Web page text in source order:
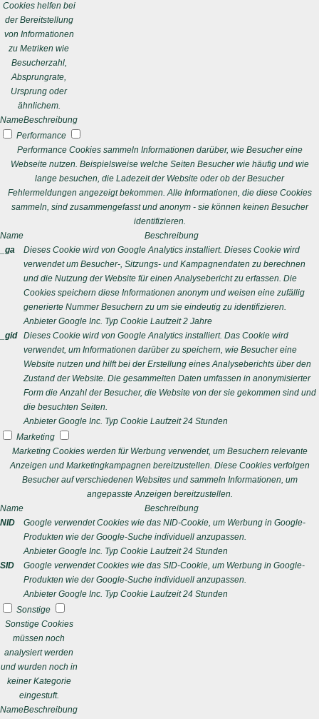
Cookies helfen bei
der Bereitstellung
von Informationen
zu Metriken wie
Besucherzahl,
Absprungrate,
Ursprung oder
ähnlichem.
NameBeschreibung
Performance
Performance Cookies sammeln Informationen darüber, wie Besucher eine
Webseite nutzen. Beispielsweise welche Seiten Besucher wie häufig und wie
lange besuchen, die Ladezeit der Website oder ob der Besucher
Fehlermeldungen angezeigt bekommen. Alle Informationen, die diese Cookies
sammeln, sind zusammengefasst und anonym - sie können keinen Besucher
identifizieren.
Name
Beschreibung
_ga
Dieses Cookie wird von Google Analytics installiert. Dieses Cookie wird
verwendet um Besucher-, Sitzungs- und Kampagnendaten zu berechnen
und die Nutzung der Website für einen Analysebericht zu erfassen. Die
Cookies speichern diese Informationen anonym und weisen eine zufällig
generierte Nummer Besuchern zu um sie eindeutig zu identifizieren.
Anbieter Google Inc. Typ Cookie Laufzeit 2 Jahre
_gid
Dieses Cookie wird von Google Analytics installiert. Das Cookie wird
verwendet, um Informationen darüber zu speichern, wie Besucher eine
Website nutzen und hilft bei der Erstellung eines Analyseberichts über den
Zustand der Website. Die gesammelten Daten umfassen in anonymisierter
Form die Anzahl der Besucher, die Website von der sie gekommen sind und
die besuchten Seiten.
Anbieter Google Inc. Typ Cookie Laufzeit 24 Stunden
Marketing
Marketing Cookies werden für Werbung verwendet, um Besuchern relevante
Anzeigen und Marketingkampagnen bereitzustellen. Diese Cookies verfolgen
Besucher auf verschiedenen Websites und sammeln Informationen, um
angepasste Anzeigen bereitzustellen.
Name
Beschreibung
NID
Google verwendet Cookies wie das NID-Cookie, um Werbung in Google-
Produkten wie der Google-Suche individuell anzupassen.
Anbieter Google Inc. Typ Cookie Laufzeit 24 Stunden
SID
Google verwendet Cookies wie das SID-Cookie, um Werbung in Google-
Produkten wie der Google-Suche individuell anzupassen.
Anbieter Google Inc. Typ Cookie Laufzeit 24 Stunden
Sonstige
Sonstige Cookies
müssen noch
analysiert werden
und wurden noch in
keiner Kategorie
eingestuft.
NameBeschreibung